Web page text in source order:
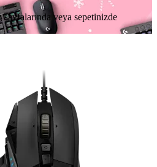
veya sepetinizde